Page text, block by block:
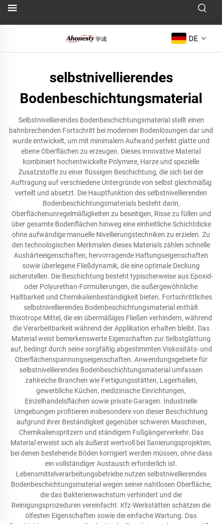
DE
selbstnivellierendes
Bodenbeschichtungsmaterial
Selbstnivellierendes Bodenbeschichtungsmaterial stellt einen
bahnbrechenden Fortschritt bei modernen Bodenlösungen dar und
wurde entwickelt, um mit minimalem Aufwand perfekt glatte und
ebene Oberflächen zu erzeugen. Dieses innovative Material
kombiniert hochentwickelte Polymere, Harze und spezielle
Zusatzstoffe zu einer flüssigen Beschichtung, die sich bei der
Auftragung auf verschiedene Untergründe von selbst gleichmäßig
verteilt und absetzt. Die Hauptfunktion des selbstnivellierenden
Bodenbeschichtungsmaterials besteht darin,
Oberflächenunregelmäßigkeiten zu beseitigen, Risse zu füllen und
über gesamte Bodenflächen hinweg eine einheitliche Schichtdicke
ohne aufwändige manuelle Nivellierungstechniken zu erzielen. Zu
den technologischen Merkmalen dieses Materials zählen schnelle
Aushärteeigenschaften, hervorragende Haftungseigenschaften
sowie überlegene Fließdynamik, die eine optimale Deckung
sicherstellen. Die Beschichtung besteht typischerweise aus Epoxid-
oder Polyurethan-Formulierungen, die außergewöhnliche
Haltbarkeit und Chemikalienbeständigkeit bieten. Fortschrittliches
selbstnivellierendes Bodenbeschichtungsmaterial enthält
thixotrope Mittel, die ein übermäßiges Fließen verhindern, während
die Verarbeitbarkeit während der Applikation erhalten bleibt. Das
Material weist bemerkenswerte Eigenschaften zur Selbstglättung
auf, bedingt durch seine sorgfältig abgestimmten Viskositäts- und
Oberflächenspannungseigenschaften. Anwendungsgebiete für
selbstnivellierendes Bodenbeschichtungsmaterial umfassen
zahlreiche Branchen wie Fertigungsstätten, Lagerhallen,
gewerbliche Küchen, medizinische Einrichtungen,
Einzelhandelsflächen sowie private Garagen. Industrielle
Umgebungen profitieren insbesondere von dieser Beschichtung
aufgrund ihrer Beständigkeit gegenüber schweren Maschinen,
Chemikalienspritzern und ständigem Fußgängerverkehr. Das
Material erweist sich als äußerst wertvoll bei Sanierungsprojekten,
bei denen bestehende Böden korrigiert werden müssen, ohne dass
ein vollständiger Austausch erforderlich ist.
Lebensmittelverarbeitungsbetriebe nutzen selbstnivellierendes
Bodenbeschichtungsmaterial wegen seiner nahtlosen Oberfläche,
die das Bakterienwachstum verhindert und die
Reinigungsprozeduren vereinfacht. Kfz-Werkstätten schätzen die
ölfesten Eigenschaften sowie die einfache Wartung. Das